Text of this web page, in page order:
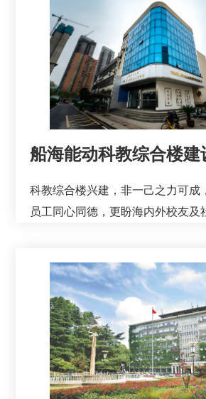
船海能动科教综合楼建
科教综合楼兴建，非一己之力可成
员工同心同德，更盼海内外校友及
们携手并肩，将水运湖畔的初心情
深情厚爱，化为支持大楼建设、助
能学院高质量发展的实际行动，共
源动力工程学院更加辉煌的明天！